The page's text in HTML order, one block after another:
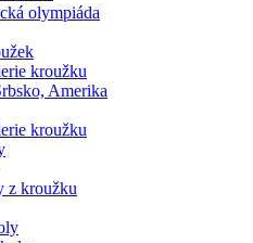
olympiáda
kroužku
Amerika
kroužku
z kroužku